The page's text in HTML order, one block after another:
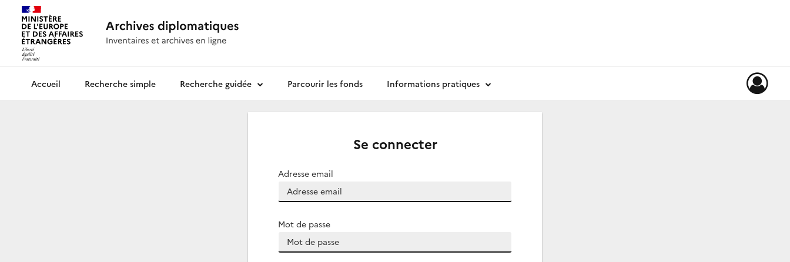
Archives diplomatiquesRecherche simple Recherche guidée Parcourir les fonds Informations pratiques
Se connecter
Adresse email
Mot de passe